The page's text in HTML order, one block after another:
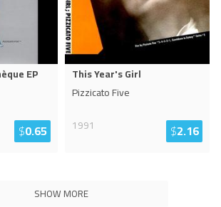
EP
$0.65
This Year's Girl
Pizzicato Five
1991
$2.16
SHOW MORE